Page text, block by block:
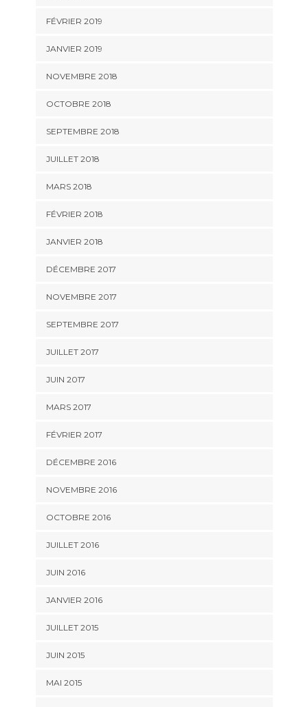
FÉVRIER 2019
JANVIER 2019
NOVEMBRE 2018
OCTOBRE 2018
SEPTEMBRE 2018
JUILLET 2018
MARS 2018
FÉVRIER 2018
JANVIER 2018
DÉCEMBRE 2017
NOVEMBRE 2017
SEPTEMBRE 2017
JUILLET 2017
JUIN 2017
MARS 2017
FÉVRIER 2017
DÉCEMBRE 2016
NOVEMBRE 2016
OCTOBRE 2016
JUILLET 2016
JUIN 2016
JANVIER 2016
JUILLET 2015
JUIN 2015
MAI 2015